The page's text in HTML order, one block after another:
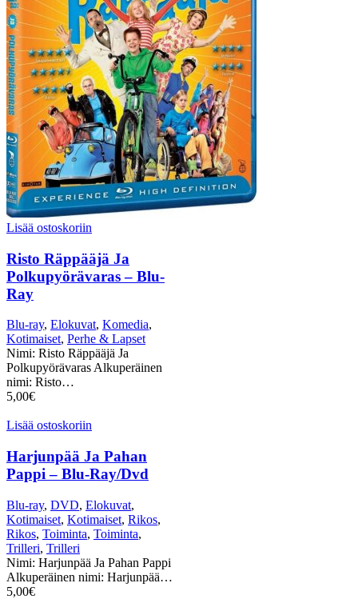
Lisää ostoskoriin
Risto Räppääjä Ja
Polkupyörävaras – Blu-
Ray
Blu-ray, Elokuvat, Komedia,
Kotimaiset, Perhe & Lapset
Nimi: Risto Räppääjä Ja
Polkupyörävaras Alkuperäinen
nimi: Risto…
5,00€
Lisää ostoskoriin
Harjunpää Ja Pahan
Pappi – Blu-Ray/Dvd
Blu-ray, DVD, Elokuvat,
Kotimaiset, Kotimaiset, Rikos,
Rikos, Toiminta, Toiminta,
Trilleri, Trilleri
Nimi: Harjunpää Ja Pahan Pappi
Alkuperäinen nimi: Harjunpää…
5,00€